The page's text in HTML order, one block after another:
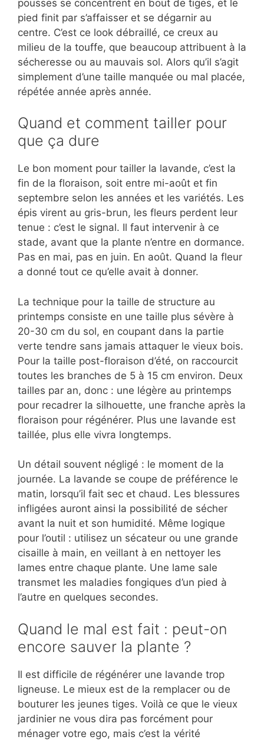
pousses se concentrent en bout de tiges, et le
pied finit par s’affaisser et se dégarnir au
centre. C’est ce look débraillé, ce creux au
milieu de la touffe, que beaucoup attribuent à la
sécheresse ou au mauvais sol. Alors qu’il s’agit
simplement d’une taille manquée ou mal placée,
répétée année après année.
Quand et comment tailler pour
que ça dure
Le bon moment pour tailler la lavande, c’est la
fin de la floraison, soit entre mi-août et fin
septembre selon les années et les variétés. Les
épis virent au gris-brun, les fleurs perdent leur
tenue : c’est le signal. Il faut intervenir à ce
stade, avant que la plante n’entre en dormance.
Pas en mai, pas en juin. En août. Quand la fleur
a donné tout ce qu’elle avait à donner.
La technique pour la taille de structure au
printemps consiste en une taille plus sévère à
20-30 cm du sol, en coupant dans la partie
verte tendre sans jamais attaquer le vieux bois.
Pour la taille post-floraison d’été, on raccourcit
toutes les branches de 5 à 15 cm environ. Deux
tailles par an, donc : une légère au printemps
pour recadrer la silhouette, une franche après la
floraison pour régénérer. Plus une lavande est
taillée, plus elle vivra longtemps.
Un détail souvent négligé : le moment de la
journée. La lavande se coupe de préférence le
matin, lorsqu’il fait sec et chaud. Les blessures
infligées auront ainsi la possibilité de sécher
avant la nuit et son humidité. Même logique
pour l’outil : utilisez un sécateur ou une grande
cisaille à main, en veillant à en nettoyer les
lames entre chaque plante. Une lame sale
transmet les maladies fongiques d’un pied à
l’autre en quelques secondes.
Quand le mal est fait : peut-on
encore sauver la plante ?
Il est difficile de régénérer une lavande trop
ligneuse. Le mieux est de la remplacer ou de
bouturer les jeunes tiges. Voilà ce que le vieux
jardinier ne vous dira pas forcément pour
ménager votre ego, mais c’est la vérité